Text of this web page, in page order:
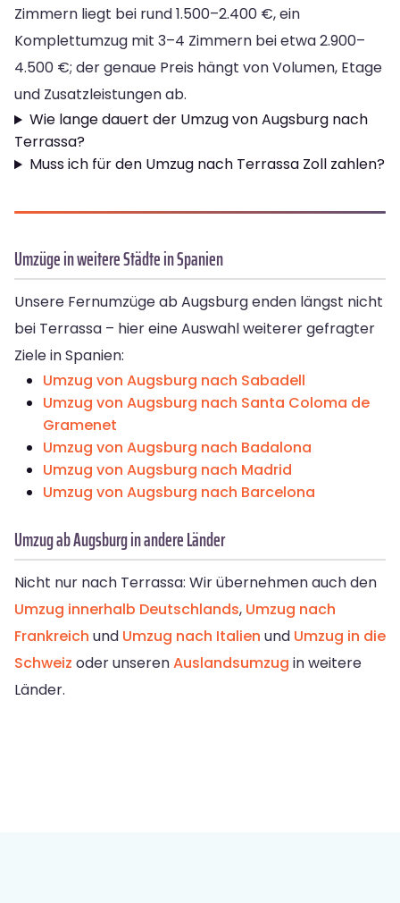
Zimmern liegt bei rund 1.500–2.400 €, ein
Komplettumzug mit 3–4 Zimmern bei etwa 2.900–
4.500 €; der genaue Preis hängt von Volumen, Etage
und Zusatzleistungen ab.
Wie lange dauert der Umzug von Augsburg nach
Terrassa?
Muss ich für den Umzug nach Terrassa Zoll zahlen?
Umzüge in weitere Städte in Spanien
Unsere Fernumzüge ab Augsburg enden längst nicht
bei Terrassa – hier eine Auswahl weiterer gefragter
Ziele in Spanien:
Umzug von Augsburg nach Sabadell
Umzug von Augsburg nach Santa Coloma de
Gramenet
Umzug von Augsburg nach Badalona
Umzug von Augsburg nach Madrid
Umzug von Augsburg nach Barcelona
Umzug ab Augsburg in andere Länder
Nicht nur nach Terrassa: Wir übernehmen auch den
Umzug innerhalb Deutschlands, Umzug nach
Frankreich und Umzug nach Italien und Umzug in die
Schweiz oder unserenAuslandsumzug in weitere
Länder.